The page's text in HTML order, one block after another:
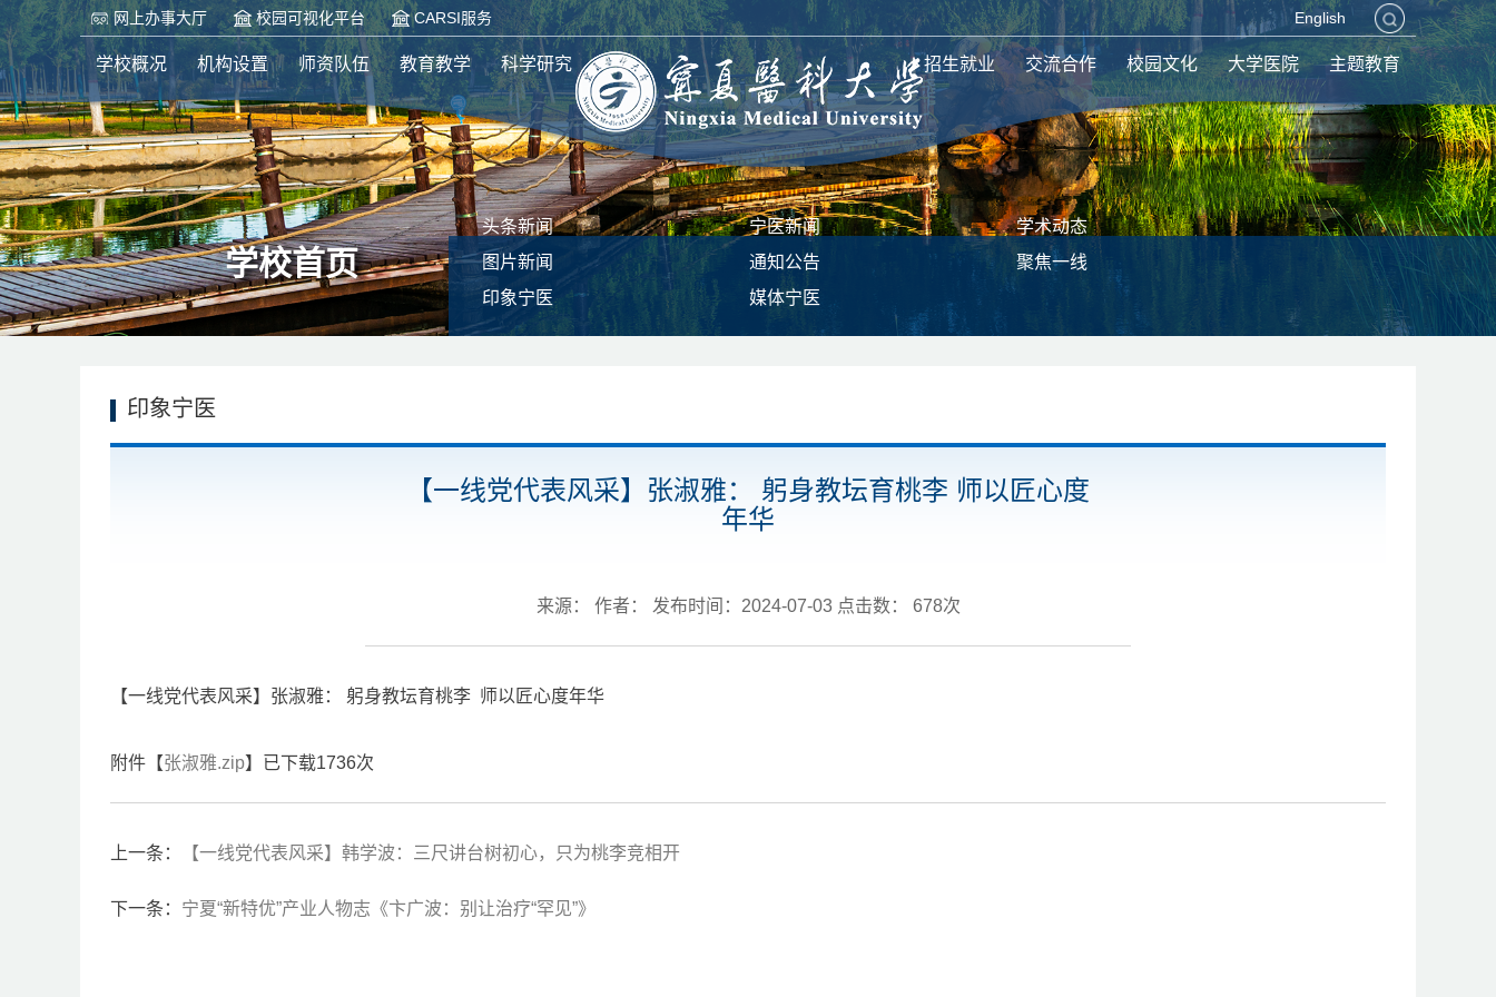
网上办事大厅 校园可视化平台 CARSI服务 English
学校概况 机构设置 师资队伍 教育教学 科学研究 招生就业 交流合作 校园文化 大学医院 主题教育
学校首页
头条新闻 宁医新闻
学术动态
图片新闻
通知公告
聚焦一线
印象宁医
媒体宁医
印象宁医
【一线党代表风采】张淑雅： 躬身教坛育桃李 师以匠心度
年华
来源： 作者： 发布时间：2024-07-03 点击数： 678次
【一线党代表风采】张淑雅： 躬身教坛育桃李 师以匠心度年华
附件【张淑雅.zip】已下载1736次
上一条： 【一线党代表风采】韩学波：三尺讲台树初心，只为桃李竞相开
下一条： 宁夏“新特优”产业人物志《卞广波：别让治疗“罕见”》